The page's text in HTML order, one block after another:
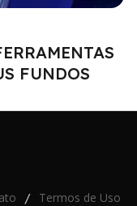
FUNDOS
/ Termos de Uso